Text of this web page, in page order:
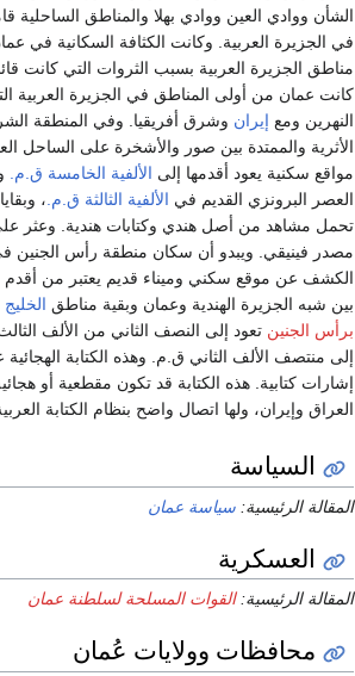
الشأن ووادي العين ووادي بهلا والمناطق
في الجزيرة العربية. وكانت الكثافة السكانية في
مناطق الجزيرة العربية بسبب الثروات التي كانت
كانت عمان من أولى المناطق في الجزيرة العربية
النهرين ومع إيران وشرق أفريقيا. وفي المنطقة
الأثرية والممتدة بين صور والأشخرة على الساحل
مواقع سكنية يعود أقدمها إلى الألفية الخامسة ق.م.
العصر البرونزي القديم في الألفية الثالثة ق.م. ،
تحمل مشاهد من أصل هندي وكتابات هندية. وعثر على
مصدر فينيقي. ويبدو أن سكان منطقة رأس الجنين
الكشف عن موقع سكني وميناء قديم يعتبر من أقدم
بين شبه الجزيرة الهندية وعمان وبقية مناطق
برأس الجنين تعود إلى النصف الثاني من الألف
إلى منتصف الألف الثاني ق.م. وهذه الكتابة
إشارات كتابية. هذه الكتابة قد تكون مقطعية أو
العراق وإيران، ولها اتصال واضح بنظام الكتابة
السياسة
المقالة الرئيسية: سياسة عمان
العسكرية
المقالة الرئيسية:القوات المسلحة لسلطنة عمان
محافظات وولايات عُمان